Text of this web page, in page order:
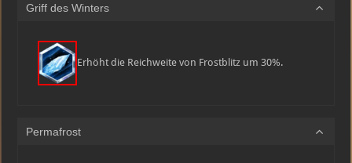
Griff des Winters
Erhöht die Reichweite von Frostblitz um 30%.
Permafrost